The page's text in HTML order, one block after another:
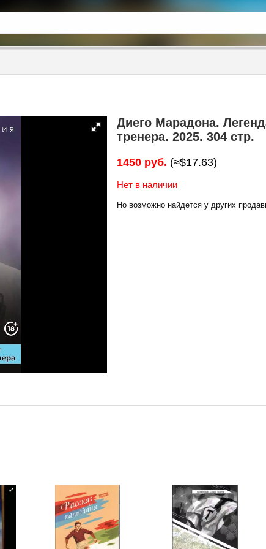
Диего Марадона.
тренера. 2025. 304 стр.
1450 руб. (≈$17.63)
Нет в наличии
Но возможно найдется у других